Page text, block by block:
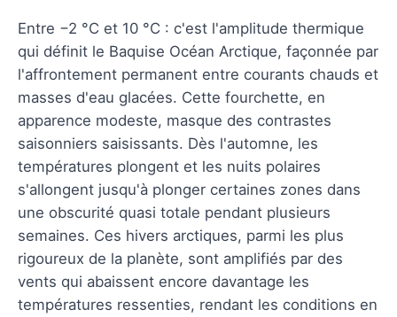
Entre −2 °C et 10 °C : c'est l'amplitude thermique
qui définit le Baquise Océan Arctique, façonnée par
l'affrontement permanent entre courants chauds et
masses d'eau glacées. Cette fourchette, en
apparence modeste, masque des contrastes
saisonniers saisissants. Dès l'automne, les
températures plongent et les nuits polaires
s'allongent jusqu'à plonger certaines zones dans
une obscurité quasi totale pendant plusieurs
semaines. Ces hivers arctiques, parmi les plus
rigoureux de la planète, sont amplifiés par des
vents qui abaissent encore davantage les
températures ressenties, rendant les conditions en